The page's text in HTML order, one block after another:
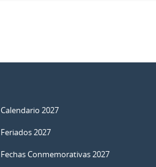
Calendario 2027
Feriados 2027
Fechas Conmemorativas 2027